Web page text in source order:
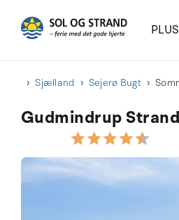
PLUS
Sjælland Sejerø Bugt
Gudmindrup